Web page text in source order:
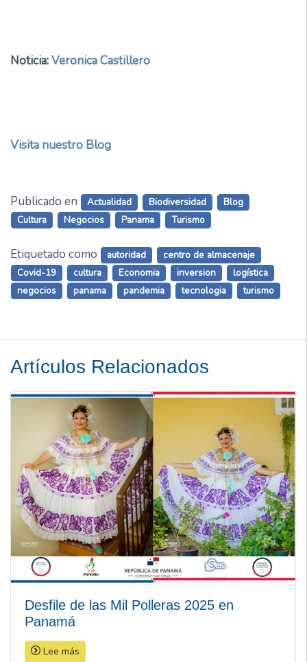
Noticia:Veronica Castillero
Visita nuestro Blog
Publicado en Actualidad Biodiversidad
Blog
Cultura
Negocios Panama Turismo
Etiquetado como autoridad
centro de almacenaje
Covid-19
cultura Economia inversion
logística
negocios
panama pandemia tecnologia turismo
Artículos Relacionados
Desfile de las Mil Polleras 2025 en
Panamá
Lee más